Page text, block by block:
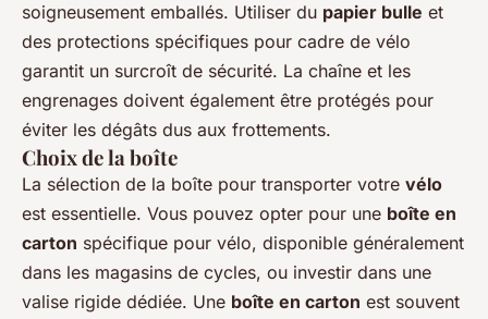
soigneusement emballés. Utiliser du papier bulle et
des protections spécifiques pour cadre de vélo
garantit un surcroît de sécurité. La chaîne et les
engrenages doivent également être protégés pour
éviter les dégâts dus aux frottements.
Choix de la boîte
La sélection de la boîte pour transporter votre vélo
est essentielle. Vous pouvez opter pour une boîte en
carton spécifique pour vélo, disponible généralement
dans les magasins de cycles, ou investir dans une
valise rigide dédiée. Une boîte en carton est souvent